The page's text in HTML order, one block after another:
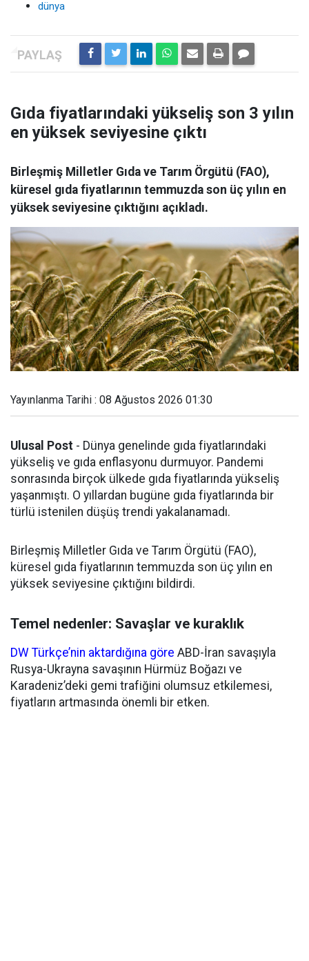
dünya
Gıda fiyatlarındaki yükseliş son 3 yılın
en yüksek seviyesine çıktı
Birleşmiş Milletler Gıda ve Tarım Örgütü (FAO),
küresel gıda fiyatlarının temmuzda son üç yılın en
yüksek seviyesine çıktığını açıkladı.
Yayınlanma Tarihi : 08 Ağustos 2026 01:30
Ulusal Post - Dünya genelinde gıda fiyatlarındaki
yükseliş ve gıda enflasyonu durmuyor. Pandemi
sonrasında birçok ülkede gıda fiyatlarında yükseliş
yaşanmıştı. O yıllardan bugüne gıda fiyatlarında bir
türlü istenilen düşüş trendi yakalanamadı.
Birleşmiş Milletler Gıda ve Tarım Örgütü (FAO),
küresel gıda fiyatlarının temmuzda son üç yılın en
yüksek seviyesine çıktığını bildirdi.
Temel nedenler: Savaşlar ve kuraklık
DW Türkçe’nin aktardığına göre ABD-İran savaşıyla
Rusya-Ukrayna savaşının Hürmüz Boğazı ve
Karadeniz’deki gemi trafiğini olumsuz etkilemesi,
fiyatların artmasında önemli bir etken.